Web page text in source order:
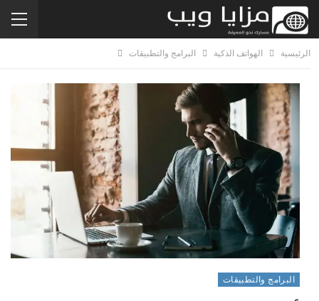
الرئيسية الهواتف الذكية البرامج والتطبيقات
البرامج والتطبيقات